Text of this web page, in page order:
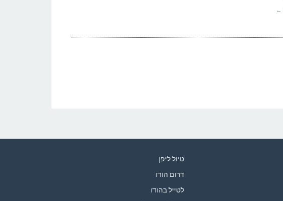
←
טיול ליפן
דרום הודו
לטייל בהודו